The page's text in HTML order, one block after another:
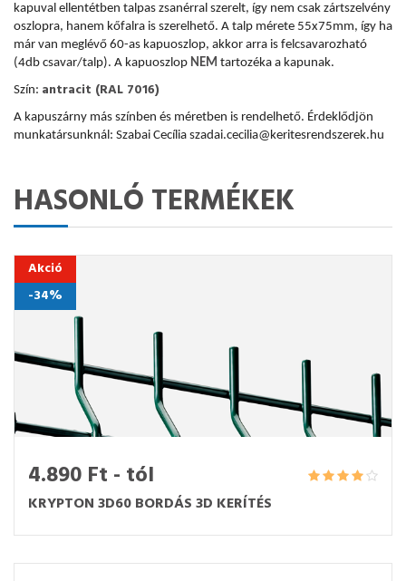
kapuval ellentétben talpas zsanérral szerelt, így nem csak zártszelvény
oszlopra, hanem kőfalra is szerelhető. A talp mérete 55x75mm, így ha
már van meglévő 60-as kapuoszlop, akkor arra is felcsavarozható
(4db csavar/talp). A kapuoszlop NEM tartozéka a kapunak.
Szín: antracit (RAL 7016)
A kapuszárny más színben és méretben is rendelhető. Érdeklődjön
munkatársunknál: Szabai Cecília szadai.cecilia@keritesrendszerek.hu
HASONLÓ TERMÉKEK
Akció
-34%
4.890 Ft - tól
KRYPTON 3D60 BORDÁS 3D KERÍTÉS